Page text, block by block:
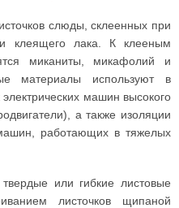
слюды, склеенных при
клеящего лака. К клееным
миканиты, микафолий и
материалы используют в
машин высокого
а также изоляции
работающих в тяжелых
или гибкие листовые
листочков щипаной